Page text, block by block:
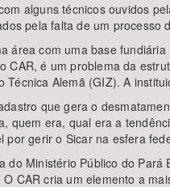
alguns técnicos ouvidos
pela falta de um processo
área com uma base
CAR, é um problema da
Técnica Alemã (GIZ). A
que gera o
quem era, qual era a
por gerir o Sicar na esfera
do Ministério Público do
O CAR cria um elemento a